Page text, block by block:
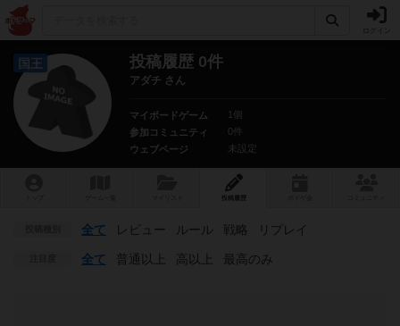
国王 投稿履歴 0件
アダチ さん
マイボードゲーム
1個
参加コミュニティ
0件
ウェブページ
未設定
投稿履歴
全て レビュー ルール 戦略 リプレイ
全て 普通以上 高以上 最高のみ